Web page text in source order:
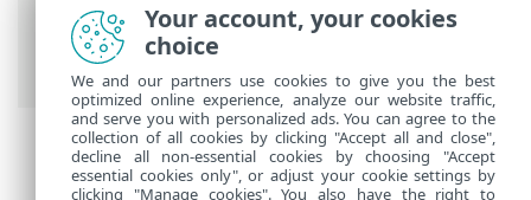
Kullanma
>ESET PROTECT On-Prem Ana
Menü> Daha Fazla > Erişim Hakları
Kümeleri
Your account, your cookies
choice
We and our partners use cookies to give you the best
optimized online experience, analyze our website traffic,
and serve you with personalized ads. You can agree to the
collection of all cookies by clicking "Accept all and close",
decline all non-essential cookies by choosing "Accept
essential cookies only", or adjust your cookie settings by
clicking "Manage cookies". You also have the right to